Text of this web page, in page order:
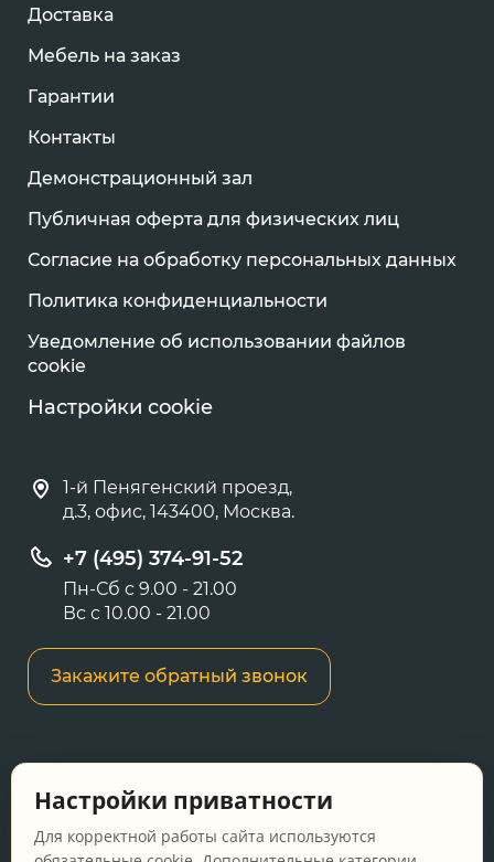
Доставка
Мебель на заказ
Гарантии
Контакты
Демонстрационный зал
Публичная оферта для физических лиц
Согласие на обработку персональных данных
Политика конфиденциальности
Уведомление об использовании файлов
cookie
Настройки cookie
1-й Пенягенский проезд,
д.3, офис, 143400, Москва.
+7 (495) 374-91-52
Пн-Сб с 9.00 - 21.00
Вс с 10.00 - 21.00
Закажите обратный звонок
сайте носит информационный характер и не
является публичной офертой, определяемой
положениями Статьи 437 ГК РФ.
Настройки приватности
Для корректной работы сайта используются